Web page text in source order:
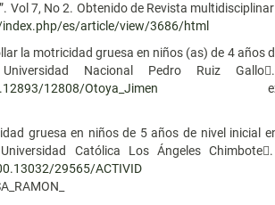
Vol 7, No 2. Obtenido de Revista
es/article/view/3686/html
la motricidad gruesa en niños (as) de 4 años
Nacional Pedro Ruiz
12808/Otoya_Jimen
gruesa en niños de 5 años de nivel inicial
Católica Los Ángeles
29565/ACTIVID